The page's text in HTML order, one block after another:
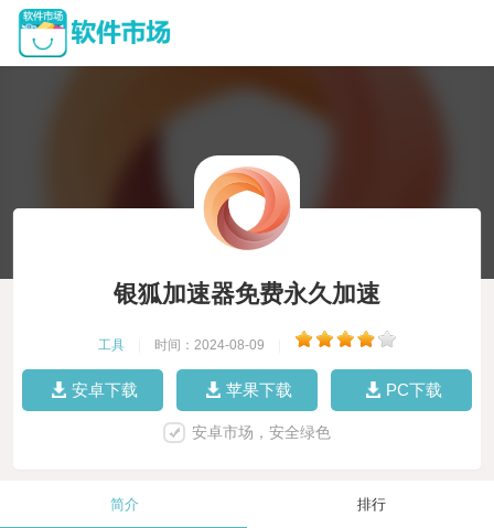
银狐加速器免费永久加速
工具 时间：2024-08-09
安卓下载 苹果下载 PC下载
安卓市场，安全绿色
简介 排行